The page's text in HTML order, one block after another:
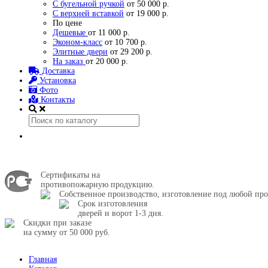
С бугельной ручкой от 50 000 р.
С верхней вставкой от 19 000 р.
По цене
Дешевые от 11 000 р.
Эконом-класс от 10 700 р.
Элитные двери от 29 200 р.
На заказ от 20 000 р.
Доставка
Установка
Фото
Контакты
Сертификаты на
противопожарную продукцию.
Собственное производство, изготовление под любой
Срок изготовления
дверей и ворот 1-3 дня.
Скидки при заказе
на сумму от 50 000 руб.
Главная